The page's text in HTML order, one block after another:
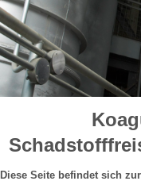
Diese Seite befindet sich